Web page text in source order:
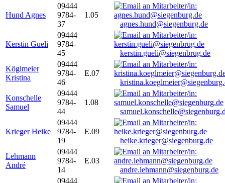
Hund Agnes
09444
9784-
37
1.05
agnes.hund@siegenburg.de
Kerstin Gueli
09444
9784-
45
kerstin.gueli@siegenbrug.de
Köglmeier
Kristina
09444
9784-
46
E.07
Konschelle
Samuel
09444
9784-
44
1.08
Krieger Heike
09444
9784-
19
E.09
heike.krieger@siegenburg.de
Lehmann
André
09444
9784-
14
E.03
andre.lehmann@siegenburg.de
09444